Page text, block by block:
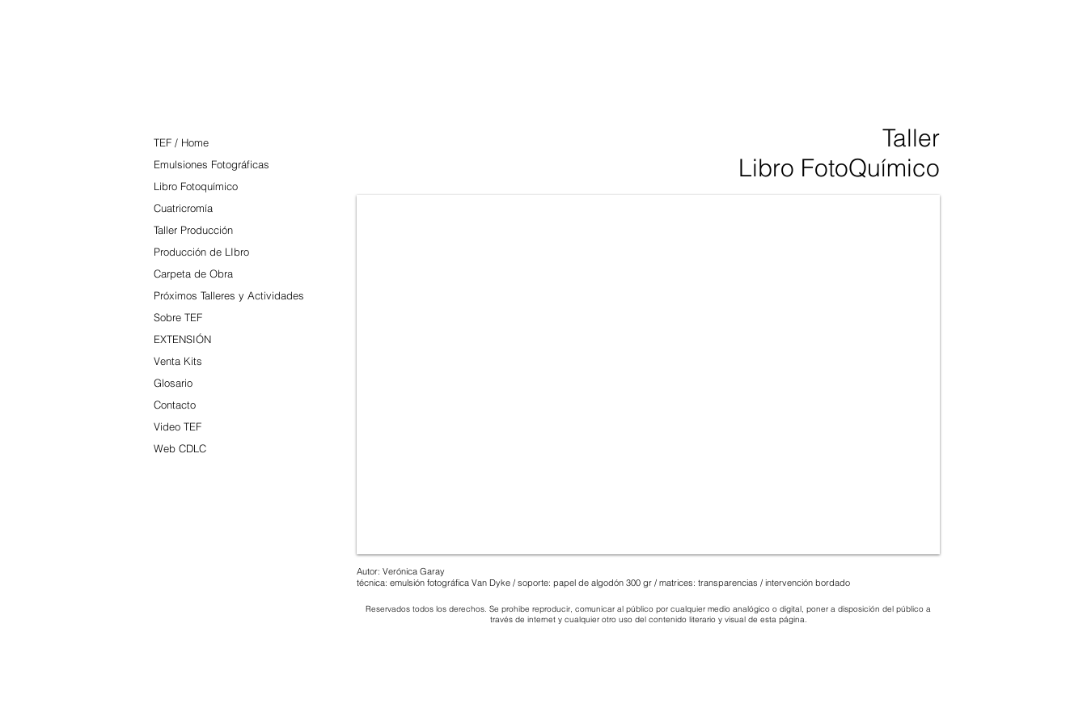
Taller
Libro FotoQuímico
Autor: Verónica Garay
técnica: emulsión fotográfica Van Dyke / soporte: papel de algodón 300 gr / matrices: transparencias / intervención bordado
Reservados todos los derechos. Se prohibe reproducir, comunicar al público por cualquier medio analógico o digital, poner a disposición del público a
través de internet y cualquier otro uso del contenido literario y visual de esta página.
TEF / Home
Emulsiones Fotográficas
Libro Fotoquímico
Cuatricromía
Taller Producción
Producción de LIbro
Carpeta de Obra
Próximos Talleres y Actividades
Sobre TEF
EXTENSIÓN
Venta Kits
Glosario
Contacto
Video TEF
Web CDLC